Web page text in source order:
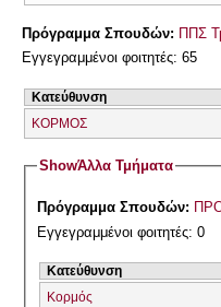
Πρόγραμμα Σπουδών: ΠΠΣ
Εγγεγραμμένοι φοιτητές: 65
Κατεύθυνση
ΚΟΡΜΟΣ
ShowΆλλα Τμήματα
Πρόγραμμα Σπουδών:
Εγγεγραμμένοι φοιτητές: 0
Κατεύθυνση
Κορμός